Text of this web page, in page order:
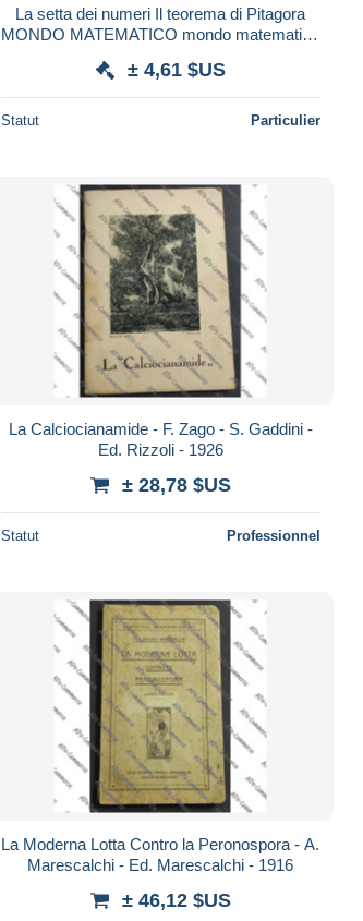
La setta dei numeri Il teorema di Pitagora
MONDO MATEMATICO mondo matematico
± 4,61 $US
Statut Particulier
La Calciocianamide - F. Zago - S. Gaddini -
Ed. Rizzoli - 1926
± 28,78 $US
Statut Professionnel
La Moderna Lotta Contro la Peronospora - A.
Marescalchi - Ed. Marescalchi - 1916
± 46,12 $US